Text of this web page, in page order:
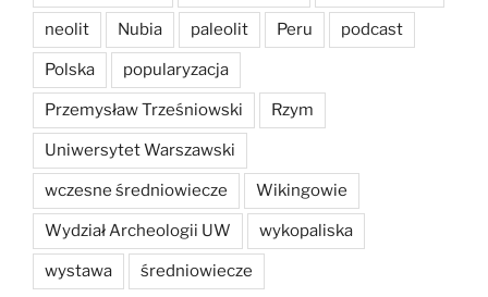
neolit Nubia paleolit Peru podcast
Polska popularyzacja
Przemysław Trześniowski Rzym
Uniwersytet Warszawski
wczesne średniowiecze Wikingowie
Wydział Archeologii UW wykopaliska
wystawa średniowiecze